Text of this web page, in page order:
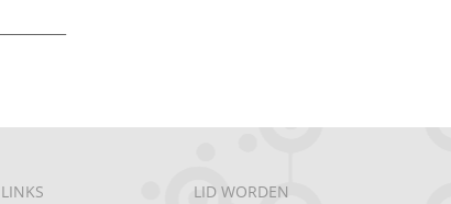
LINKS LID WORDEN